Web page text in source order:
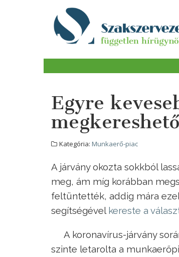
Egyre
Kategória: Munkaerő-piac
A járvány okozta sokkból
meg, ám míg korábban
feltüntették, addig mára
segítségével kereste a
A koronavírus-járvány
szinte letarolta a